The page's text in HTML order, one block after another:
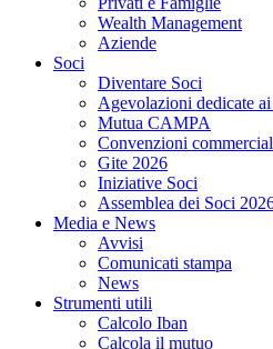
Wealth Management
Aziende
Soci
Diventare Soci
Agevolazioni dedicate ai
Mutua CAMPA
Convenzioni
Gite 2026
Iniziative Soci
Assemblea dei Soci
Media e News
Avvisi
Comunicati stampa
News
Strumenti utili
Calcolo Iban
Calcola il mutuo